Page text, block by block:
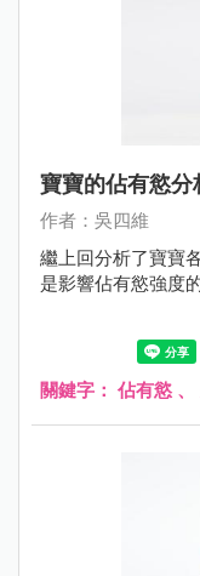
寶寶的佔有慾分
作者：吳四維
繼上回分析了寶寶
是影響佔有慾強度
關鍵字： 佔有慾 、